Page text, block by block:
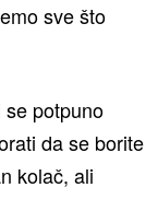
sve što
se potpuno
da se borite
kolač, ali